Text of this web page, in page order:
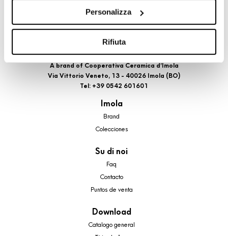
cookie di profilazione, selezionando uno dei bottoni sotto
riportati. Puoi avere maggiori dettagli visionando
l’Informativa estesa cookie. La chiusura del presente
banner comporterà il permanere dei soli cookie tecnici ed
analytics, per i quali non occorre il tuo consenso. Potrai
comunque modificare le tue scelte in qualsiasi momento,
accedendo al link presente nel footer.
Personalizza
Rifiuta
A brand of Cooperativa Ceramica d’Imola
Via Vittorio Veneto, 13 - 40026 Imola (BO)
Tel: +39 0542 601601
Imola
Brand
Colecciones
Su di noi
Faq
Contacto
Puntos de venta
Download
Catalogo general